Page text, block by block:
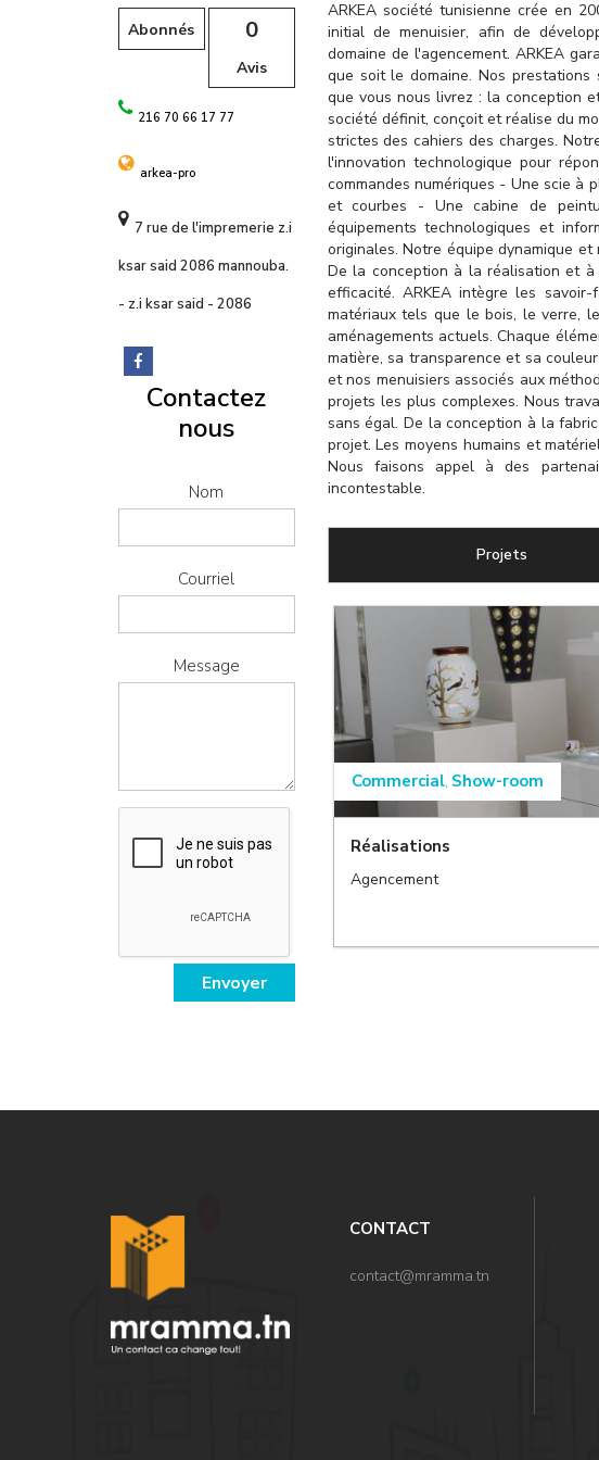
Abonnés 0
Avis
216 70 66 17 77
arkea-pro
7 rue de l'impremerie z.i
ksar said 2086 mannouba.
- z.i ksar said - 2086
Contactez
nous
Nom
Courriel
Message
Envoyer
ARKEA société tunisienne crée en
initial de menuisier, afin de
domaine de l'agencement. ARKEA
que soit le domaine. Nos
que vous nous livrez : la conception
société définit, conçoit et réalise du
strictes des cahiers des charges.
l'innovation technologique pour
commandes numériques - Une scie à
et courbes - Une cabine de
équipements technologiques et
originales. Notre équipe dynamique
De la conception à la réalisation et
efficacité. ARKEA intègre les
matériaux tels que le bois, le verre,
aménagements actuels. Chaque
matière, sa transparence et sa
et nos menuisiers associés aux
projets les plus complexes. Nous
sans égal. De la conception à la
projet. Les moyens humains et
Nous faisons appel à des
incontestable.
Projets
Commercial, Show-room
Réalisations
Agencement
CONTACT
contact@mramma.tn